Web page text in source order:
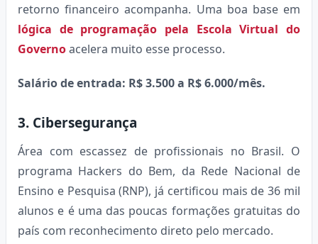
retorno financeiro acompanha. Uma boa base em
lógica de programação pela Escola Virtual do
Governoacelera muito esse processo.
Salário de entrada: R$ 3.500 a R$ 6.000/mês.
3. Cibersegurança
Área com escassez de profissionais no Brasil. O
programa Hackers do Bem, da Rede Nacional de
Ensino e Pesquisa (RNP), já certificou mais de 36 mil
alunos e é uma das poucas formações gratuitas do
país com reconhecimento direto pelo mercado.